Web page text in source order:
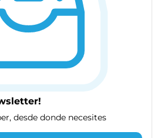
desde donde necesites